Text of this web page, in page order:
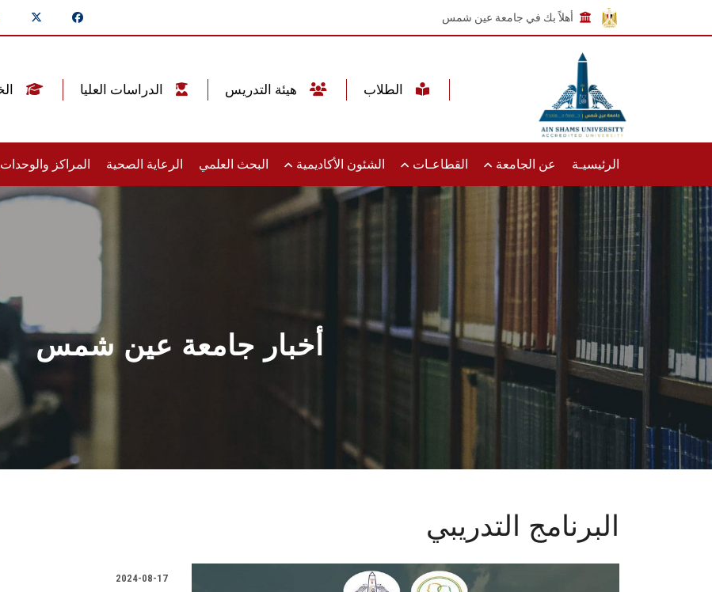
أهلاً بك في جامعة عين شمس
الرئيسيـة عن الجامعة القطاعـات الشئون الأكاديمية البحث العلمي الرعاية الصحية المراكز والوحدات
أخبار جامعة عين شمس
البرنامج التدريبي
2024-08-17